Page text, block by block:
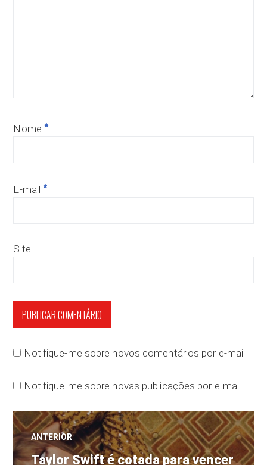
Nome *
E-mail *
Site
Notifique-me sobre novos comentários por e-mail.
Notifique-me sobre novas publicações por e-mail.
Navegação
ANTERIOR
Post
Taylor Swift é cotada para vencer